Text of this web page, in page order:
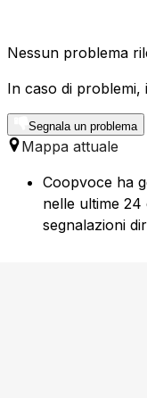
Nessun problema
In caso di problemi,
Segnala un problema
Mappa attuale
Coopvoce ha
nelle ultime
segnalazioni